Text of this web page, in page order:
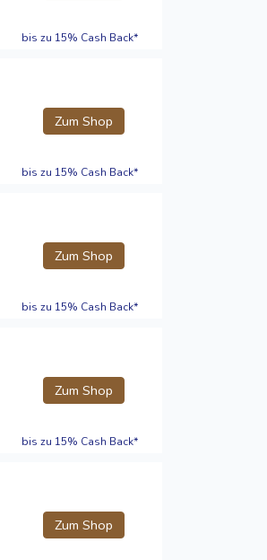
bis zu 15% Cash Back*
Zum Shop
bis zu 15% Cash Back*
Zum Shop
bis zu 15% Cash Back*
Zum Shop
bis zu 15% Cash Back*
Zum Shop